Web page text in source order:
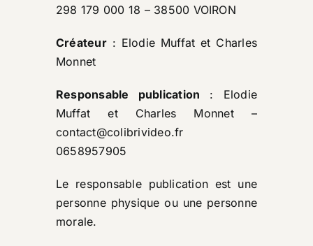
298 179 000 18 – 38500 VOIRON
Créateur: Elodie Muffat et Charles
Monnet
Responsable publication : Elodie
Muffat et Charles Monnet –
contact@colibrivideo.fr
0658957905
Le responsable publication est une
personne physique ou une personne
morale.